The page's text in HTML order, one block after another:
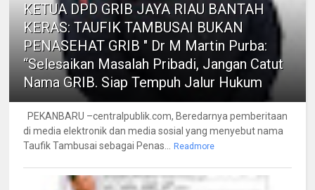
KETUA DPD GRIB JAYA RIAU BANTAH
KERAS: TAUFIK TAMBUSAI BUKAN
PENASEHAT GRIB " Dr M Martin Purba:
“Selesaikan Masalah Pribadi, Jangan Catut
Nama GRIB. Siap Tempuh Jalur Hukum
PEKANBARU –centralpublik.com, Beredarnya pemberitaan
di media elektronik dan media sosial yang menyebut nama
Taufik Tambusai sebagai Penas... Readmore